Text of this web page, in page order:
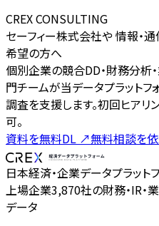
CREX CONSULTING
セーフィー株式会社や 情報・
希望の方へ
個別企業の競合DD・財務分析
門チームが当データプラット
調査を支援します。初回ヒア
可。
資料を無料DL ↗無料相談を
日本経済・企業データプラット
上場企業3,870社の財務・IR・
データ